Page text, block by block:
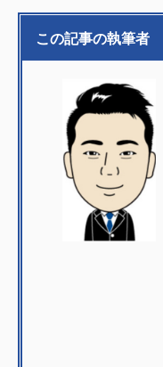
この記事の執筆者